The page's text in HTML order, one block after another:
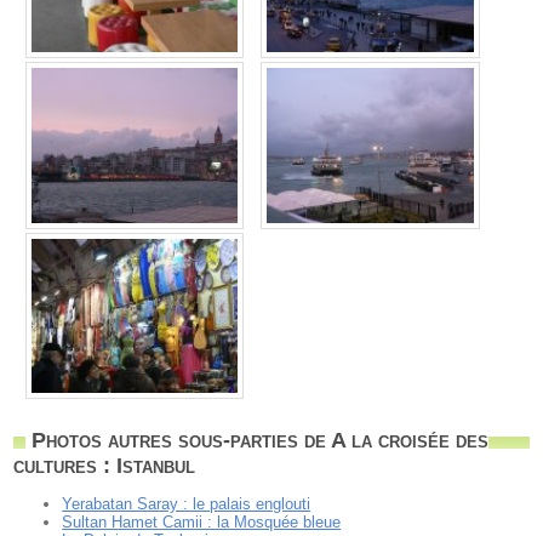
Photos autres sous-parties de A la croisée des
cultures : Istanbul
Yerabatan Saray : le palais englouti
Sultan Hamet Camii : la Mosquée bleue